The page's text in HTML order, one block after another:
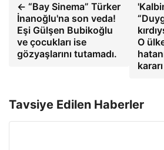
← “Bay Sinema” Türker
İnanoğlu'na son veda!
Eşi Gülşen Bubikoğlu
ve çocukları ise
gözyaşlarını tutamadı.
O
Tavsiye Edilen Haberler